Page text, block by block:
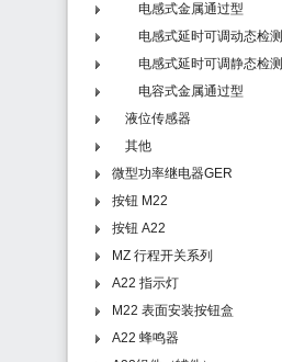
电感式金属通过型
电感式延时可调动态检测
型 - N系列
电感式延时可调静态检测
型 - T系列
电容式金属通过型
液位传感器
其他
微型功率继电器GER
按钮 M22
按钮 A22
MZ 行程开关系列
A22 指示灯
M22 表面安装按钮盒
A22 蜂鸣器